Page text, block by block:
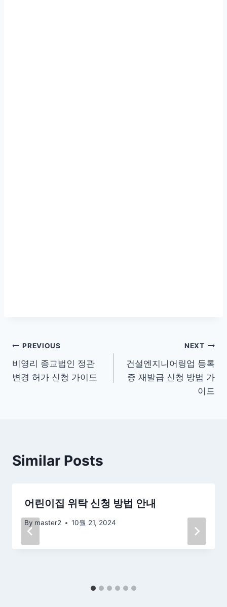
글
탐
PREVIOUS
비영리 종교법인 정관
변경 허가 신청 가이드
NEXT
건설엔지니어링업 등록
증 재발급 신청 방법 가
이드
Similar Posts
어린이집 위탁 신청 방법 안내
By master2 10월 21, 2024